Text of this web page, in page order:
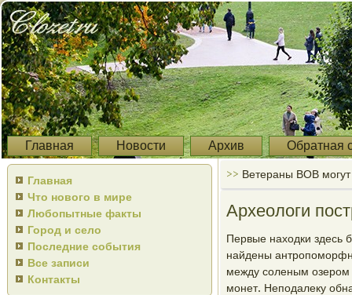
Главная Новости Архив Обратная
Главная
Что нового в мире
Любопытные факты
Город и село
Последние события
Все записи
Контакты
>> Ветераны ВОВ могут
Археологи
Первые находки здесь
найдены
между соленым
монет. Неподалеку